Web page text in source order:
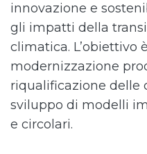
innovazione e
gli impatti della
climatica. L’obiettivo
modernizzazione
riqualificazione delle
sviluppo di modelli
e circolari.